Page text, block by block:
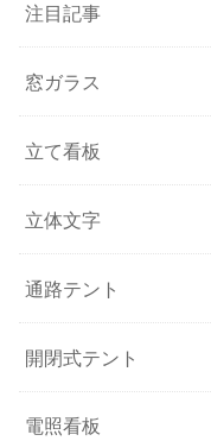
注目記事
窓ガラス
立て看板
立体文字
通路テント
開閉式テント
電照看板